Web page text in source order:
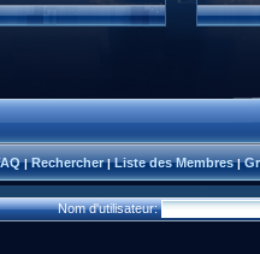
|Rechercher|Liste des Membres|
Nom d'utilisateur: